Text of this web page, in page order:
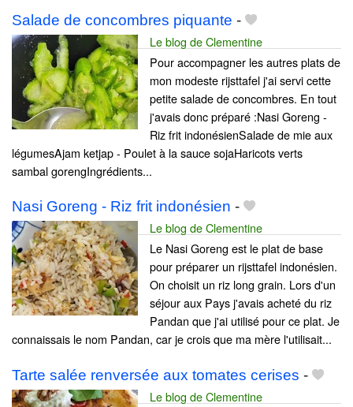
Salade de concombres piquante -
Le blog de Clementine
Pour accompagner les autres plats de
mon modeste rijsttafel j'ai servi cette
petite salade de concombres. En tout
j'avais donc préparé :Nasi Goreng -
Riz frit indonésienSalade de mie aux
légumesAjam ketjap - Poulet à la sauce sojaHaricots verts
sambal gorengIngrédients...
Nasi Goreng - Riz frit indonésien -
Le blog de Clementine
Le Nasi Goreng est le plat de base
pour préparer un rijsttafel indonésien.
On choisit un riz long grain. Lors d'un
séjour aux Pays j'avais acheté du riz
Pandan que j'ai utilisé pour ce plat. Je
connaissais le nom Pandan, car je crois que ma mère l'utilisait...
Tarte salée renversée aux tomates cerises -
Le blog de Clementine